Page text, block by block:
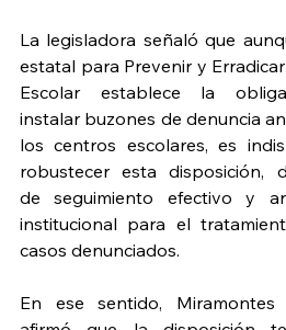
La legisladora señaló que
estatal para Prevenir y
Escolar establece la
instalar buzones de denuncia
los centros escolares, es
robustecer esta disposición,
de seguimiento efectivo y
institucional para el
casos denunciados.
En ese sentido, Miramontes